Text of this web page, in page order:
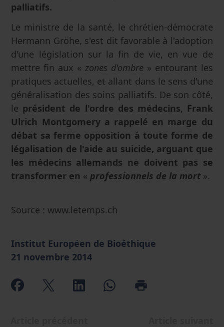
palliatifs.
Le ministre de la santé, le chrétien-démocrate
Hermann Gröhe, s'est dit favorable à l'adoption
d'une législation sur la fin de vie, en vue de
mettre fin aux « zones d'ombre » entourant les
pratiques actuelles, et allant dans le sens d'une
généralisation des soins palliatifs. De son côté,
le président de l'ordre des médecins, Frank
Ulrich Montgomery a rappelé en marge du
débat sa ferme opposition à toute forme de
légalisation de l'aide au suicide, arguant que
les médecins allemands ne doivent pas se
transformer en «professionnels de la mort».
Source : www.letemps.ch
Institut Européen de Bioéthique
21 novembre 2014